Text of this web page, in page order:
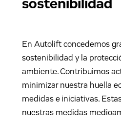
sostenibilidad
En Autolift concedemos
sostenibilidad y la
ambiente. Contribuimos
minimizar nuestra huella
medidas e iniciativas.
nuestras medidas